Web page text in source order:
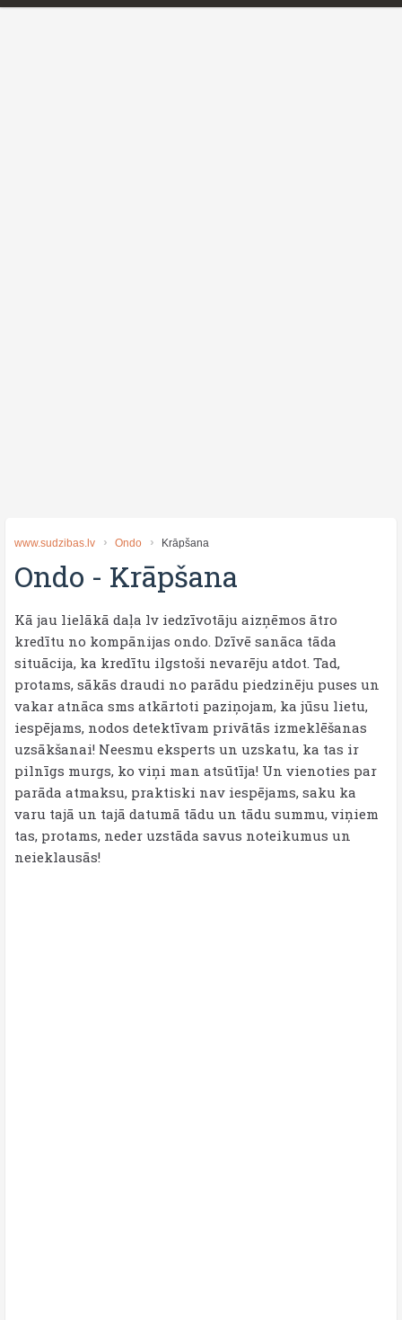
www.sudzibas.lv Ondo Krāpšana
Ondo - Krāpšana
Kā jau lielākā daļa lv iedzīvotāju aizņēmos ātro
kredītu no kompānijas ondo. Dzīvē sanāca tāda
situācija, ka kredītu ilgstoši nevarēju atdot. Tad,
protams, sākās draudi no parādu piedzinēju puses un
vakar atnāca sms atkārtoti paziņojam, ka jūsu lietu,
iespējams, nodos detektīvam privātās izmeklēšanas
uzsākšanai! Neesmu eksperts un uzskatu, ka tas ir
pilnīgs murgs, ko viņi man atsūtīja! Un vienoties par
parāda atmaksu, praktiski nav iespējams, saku ka
varu tajā un tajā datumā tādu un tādu summu, viņiem
tas, protams, neder uzstāda savus noteikumus un
neieklausās!